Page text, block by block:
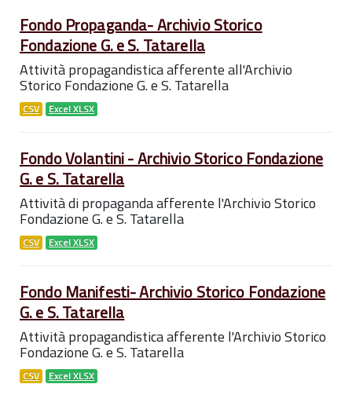
Fondo Propaganda- Archivio Storico
Fondazione G. e S. Tatarella
Attività propagandistica afferente all'Archivio
Storico Fondazione G. e S. Tatarella
CSV Excel XLSX
Fondo Volantini - Archivio Storico Fondazione
G. e S. Tatarella
Attività di propaganda afferente l'Archivio Storico
Fondazione G. e S. Tatarella
CSV Excel XLSX
Fondo Manifesti- Archivio Storico Fondazione
G. e S. Tatarella
Attività propagandistica afferente l'Archivio Storico
Fondazione G. e S. Tatarella
CSV Excel XLSX